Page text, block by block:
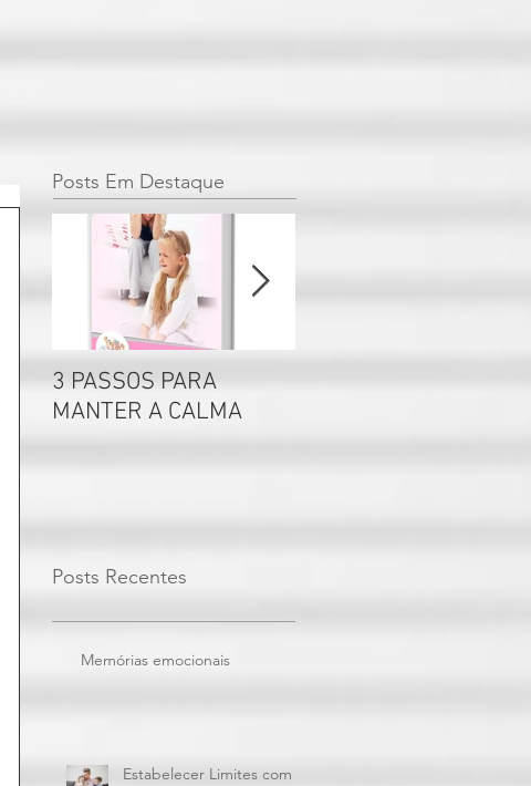
Posts Em Destaque
3 PASSOS PARA
MANTER A CALMA
Posts Recentes
Memórias emocionais
Estabelecer Limites com